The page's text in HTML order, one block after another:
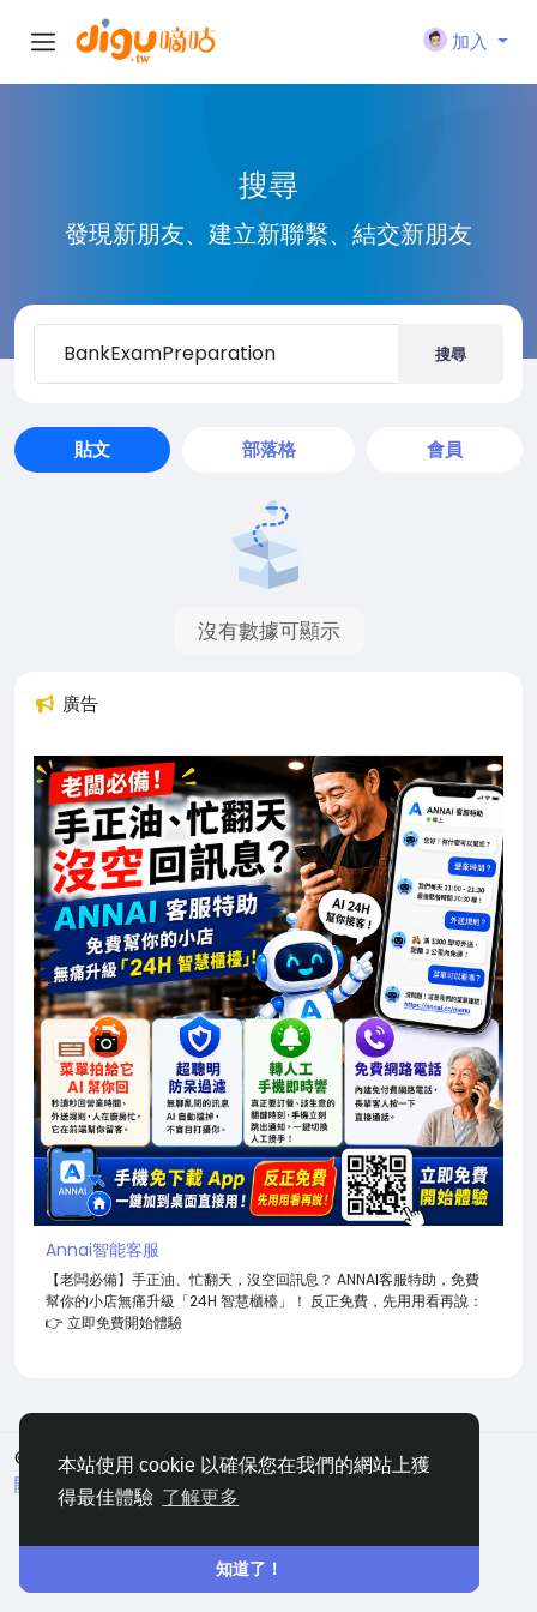
本站使用 cookie 以確保您在我們的網站上獲
得最佳體驗 了解更多
知道了！
加入
搜尋
發現新朋友、建立新聯繫、結交新朋友
搜尋
貼文 部落格 會員
沒有數據可顯示
廣告
Annai智能客服
【老闆必備】手正油、忙翻天，沒空回訊息？ ANNAI客服特助，免費
幫你的小店無痛升級「24H 智慧櫃檯」！ 反正免費，先用用看再說：
👉 立即免費開始體驗
© 2026 嘀咕
中文
關於
條款 隱私 聯絡 網站地圖